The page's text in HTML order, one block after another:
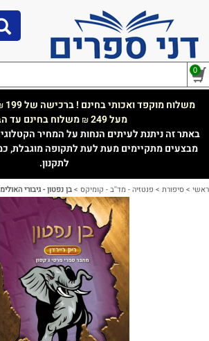
נגישות
0
משלוח מוקפד ואכותי בחינם ! ברכישה של 199
מעל 249
₪משלוח בחינם עד
באתר זה ניתנת לעיתים הנחות על המחיר
מבצעים מתקיימים מעת לעת לתקופה מוגבלת,
לתקנון.
ראשי >סיפורת > פנטזיה - מד''ב - קומיקס >בן נפטון - גיבורי